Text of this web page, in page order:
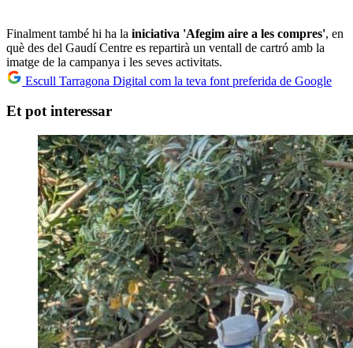
Finalment també hi ha la iniciativa 'Afegim aire a les compres', en
què des del Gaudí Centre es repartirà un ventall de cartró amb la
imatge de la campanya i les seves activitats.
Escull Tarragona Digital com la teva font preferida de Google
Et pot interessar